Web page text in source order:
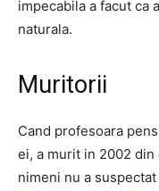
impecabila a facut ca
naturala.
Muritorii
Cand profesoara
ei, a murit in 2002
nimeni nu a